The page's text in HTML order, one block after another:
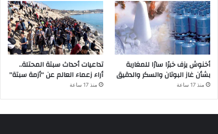
أخنوش يزف خبرًا سارًا للمغاربة
بشأن غاز البوتان والسكر والدقيق
منذ 17 ساعة
تداعيات أحداث سبتة المحتلة..
أراء زعماء العالم عن “أزمة سبتة”
منذ 17 ساعة